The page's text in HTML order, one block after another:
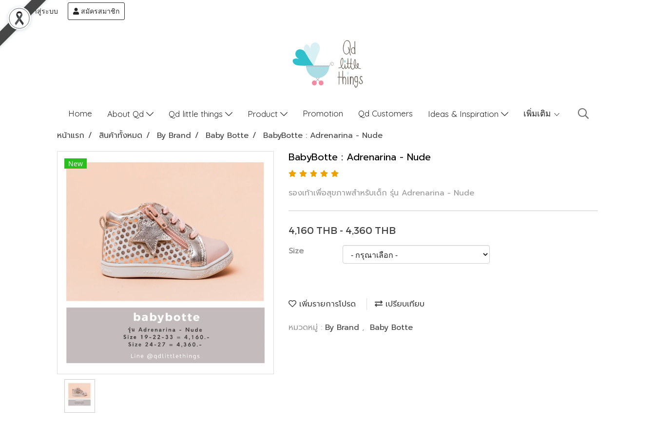
เข้าสู่ระบบ สมัครสมาชิก
Home About Qd Qd little things Product Promotion Qd Customers Ideas & Inspiration เพิ่มเติม
หน้าแรก สินค้าทั้งหมด By Brand Baby Botte BabyBotte : Adrenarina - Nude
New BabyBotte : Adrenarina - Nude
รองเท้าเพื่อสุขภาพสำหรับเด็ก รุ่น Adrenarina - Nude
4,160 THB - 4,360 THB
Size
เพิ่มรายการโปรด
เปรียบเทียบ
หมวดหมู่ : By Brand , Baby Botte